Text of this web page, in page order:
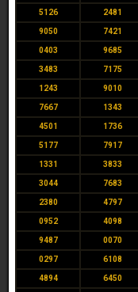
5126 2481
9050 7421
0403 9685
3483 7175
1243 9010
7667 1343
4501 1736
5177 7917
1331 3833
3044 7683
2380 4797
0952 4098
9487 0070
0297 6108
4894 6450